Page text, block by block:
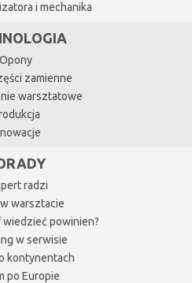
i mechanika
Opony
zamienne
warsztatowe
radzi
warsztacie
wiedzieć powinien?
w serwisie
kontynentach
po Europie